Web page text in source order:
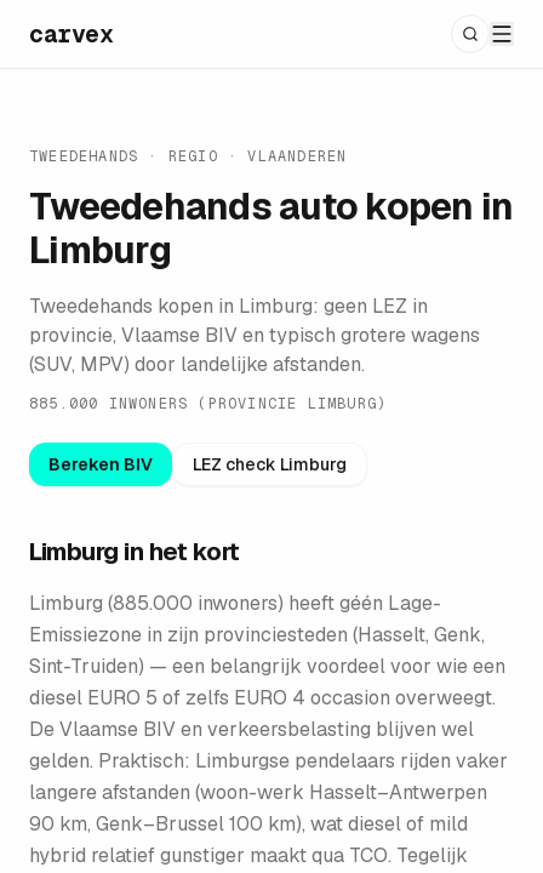
carvex
TWEEDEHANDS · REGIO ·VLAANDEREN
Tweedehands auto kopen in
Limburg
Tweedehands kopen in Limburg: geen LEZ in
provincie, Vlaamse BIV en typisch grotere wagens
(SUV, MPV) door landelijke afstanden.
885.000 INWONERS (PROVINCIE LIMBURG)
Bereken BIV LEZ check Limburg
Limburg in het kort
Limburg (885.000 inwoners) heeft géén Lage-
Emissiezone in zijn provinciesteden (Hasselt, Genk,
Sint-Truiden) — een belangrijk voordeel voor wie een
diesel EURO 5 of zelfs EURO 4 occasion overweegt.
De Vlaamse BIV en verkeersbelasting blijven wel
gelden. Praktisch: Limburgse pendelaars rijden vaker
langere afstanden (woon-werk Hasselt–Antwerpen
90 km, Genk–Brussel 100 km), wat diesel of mild
hybrid relatief gunstiger maakt qua TCO. Tegelijk